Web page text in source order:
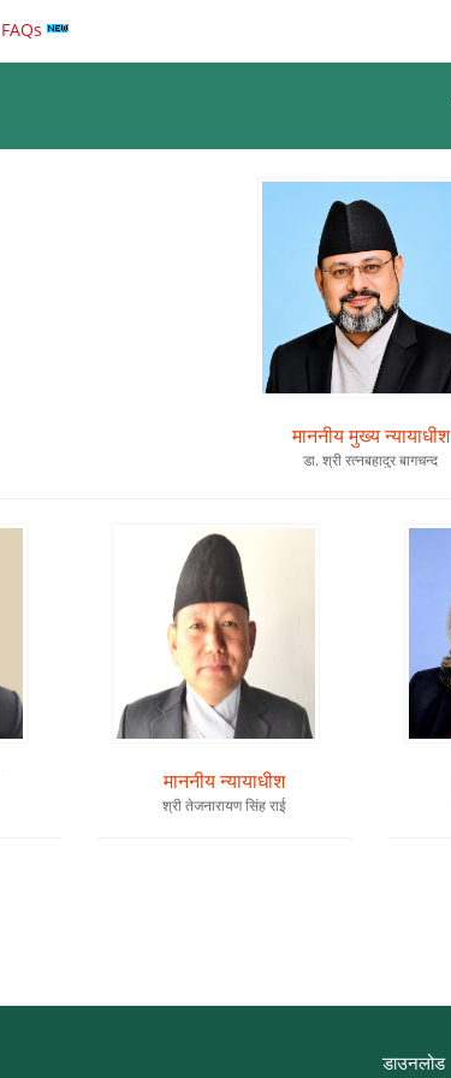
FAQs
माननीय मुख्य न्यायाधीश
डा. श्री रत्नबहादुर बागचन्द
माननीय न्यायाधीश
श्री तेजनारायण सिंह राई
डाउनलोड